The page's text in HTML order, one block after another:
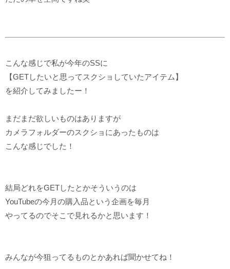
こんな感じで私が今年のSSに
【GETしたいと思ってスクショしていたアイテム】
を紹介してみましたー！
まだまだ欲しいものはありますが
カメラフォルダーのスクショにあったものは
こんな感じでした！
結局どれをGETしたとかそういうのは
YouTubeの今月の購入品という企画を毎月
やってるのでそこで見れるかと思います！
みんなが今狙ってるものとかあれば聞かせてね！